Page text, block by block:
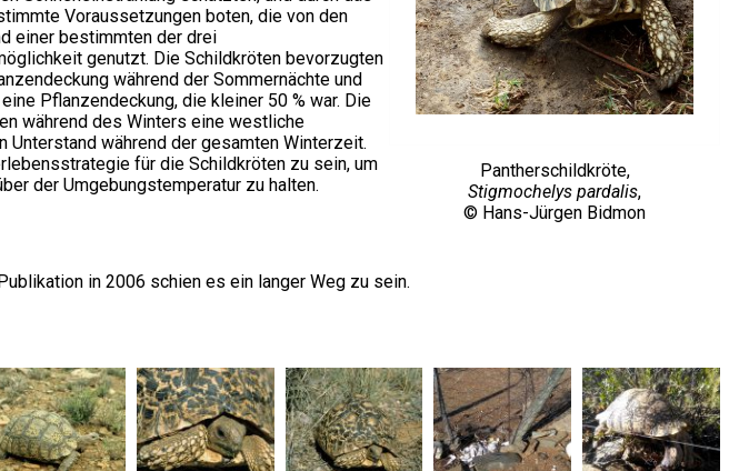
Pantherschildkröte,
Stigmochelys pardalis,
© Hans-Jürgen Bidmon
Voraussetzungen boten, die von den
einer bestimmten der drei
genutzt. Die Schildkröten bevorzugten
während der Sommernächte und
Pflanzendeckung, die kleiner 50 % war. Die
während des Winters eine westliche
Unterstand während der gesamten Winterzeit.
für die Schildkröten zu sein, um
der Umgebungstemperatur zu halten.
in 2006 schien es ein langer Weg zu sein.